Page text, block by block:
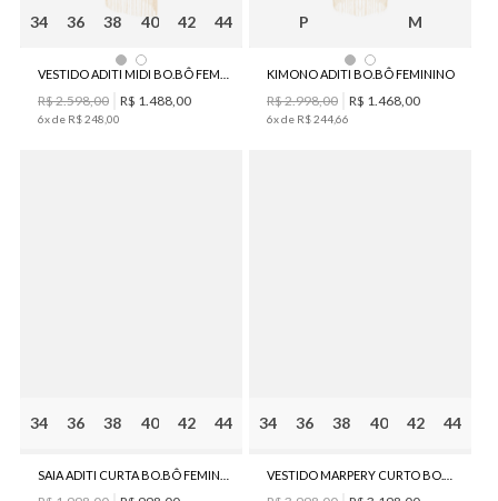
34 36 38 40 42 44
R$2.598,00 R$ 1 488 00
6x de R$248 00
P M
KIMONO ADITI BO.BÔ FEMININO
R$2.998,00 R$ 1 468 00
6x de R$24466
34 36 38 40 42 44 34 36 38 40 42 44